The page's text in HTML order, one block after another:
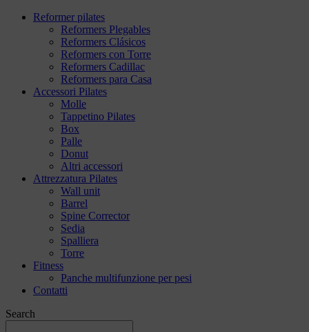
Reformer pilates
Reformers Plegables
Reformers Clásicos
Reformers con Torre
Reformers Cadillac
Reformers para Casa
Accessori Pilates
Molle
Tappetino Pilates
Box
Palle
Donut
Altri accessori
Attrezzatura Pilates
Wall unit
Barrel
Spine Corrector
Sedia
Spalliera
Torre
Fitness
Panche multifunzione per pesi
Contatti
Search